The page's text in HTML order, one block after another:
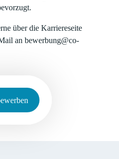
über die Karriereseite
an bewerbung@co-